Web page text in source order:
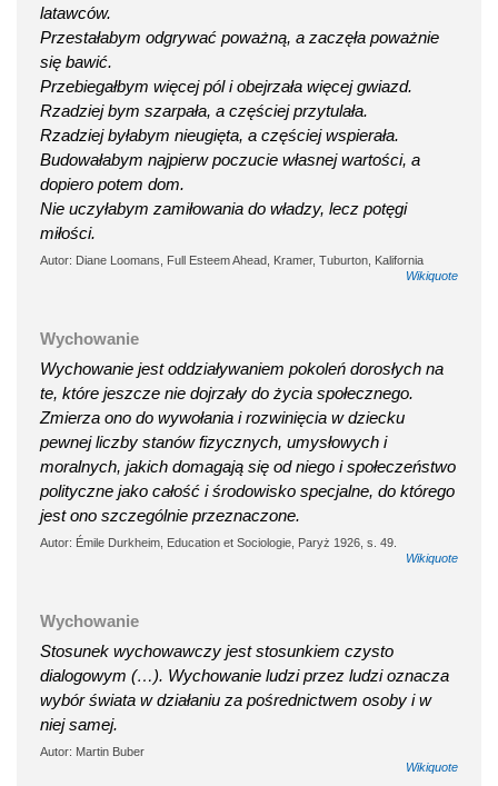
latawców.
Przestałabym odgrywać poważną, a zaczęła poważnie
się bawić.
Przebiegałbym więcej pól i obejrzała więcej gwiazd.
Rzadziej bym szarpała, a częściej przytulała.
Rzadziej byłabym nieugięta, a częściej wspierała.
Budowałabym najpierw poczucie własnej wartości, a
dopiero potem dom.
Nie uczyłabym zamiłowania do władzy, lecz potęgi
miłości.
Autor: Diane Loomans, Full Esteem Ahead, Kramer, Tuburton, Kalifornia
Wikiquote
Wychowanie
Wychowanie jest oddziaływaniem pokoleń dorosłych na
te, które jeszcze nie dojrzały do życia społecznego.
Zmierza ono do wywołania i rozwinięcia w dziecku
pewnej liczby stanów fizycznych, umysłowych i
moralnych, jakich domagają się od niego i społeczeństwo
polityczne jako całość i środowisko specjalne, do którego
jest ono szczególnie przeznaczone.
Autor: Émile Durkheim, Education et Sociologie, Paryż 1926, s. 49.
Wikiquote
Wychowanie
Stosunek wychowawczy jest stosunkiem czysto
dialogowym (…). Wychowanie ludzi przez ludzi oznacza
wybór świata w działaniu za pośrednictwem osoby i w
niej samej.
Autor: Martin Buber
Wikiquote